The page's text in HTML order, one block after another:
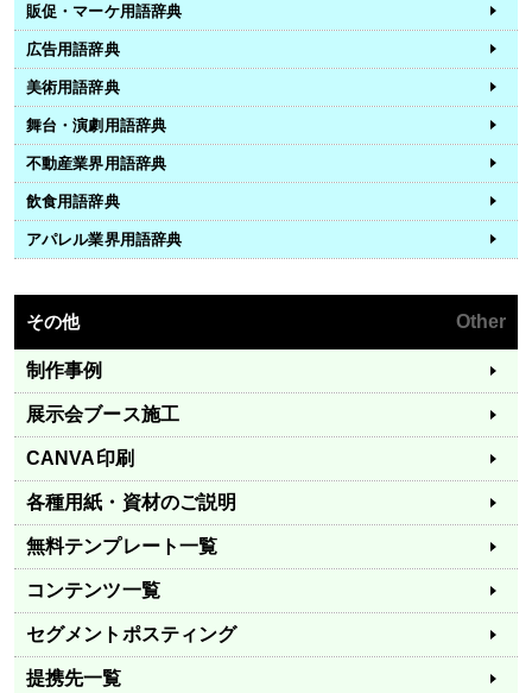
販促・マーケ用語辞典
広告用語辞典
美術用語辞典
舞台・演劇用語辞典
不動産業界用語辞典
飲食用語辞典
アパレル業界用語辞典
その他 Other
制作事例
展示会ブース施工
CANVA印刷
各種用紙・資材のご説明
無料テンプレート一覧
コンテンツ一覧
セグメントポスティング
提携先一覧